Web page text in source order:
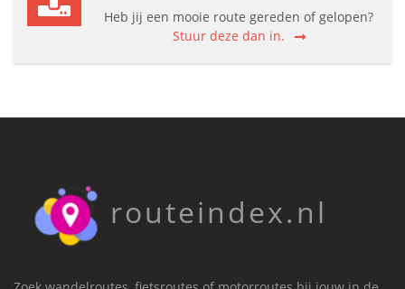
Heb jij een mooie route gereden of gelopen?
Stuur deze dan in.
routeindex.nl